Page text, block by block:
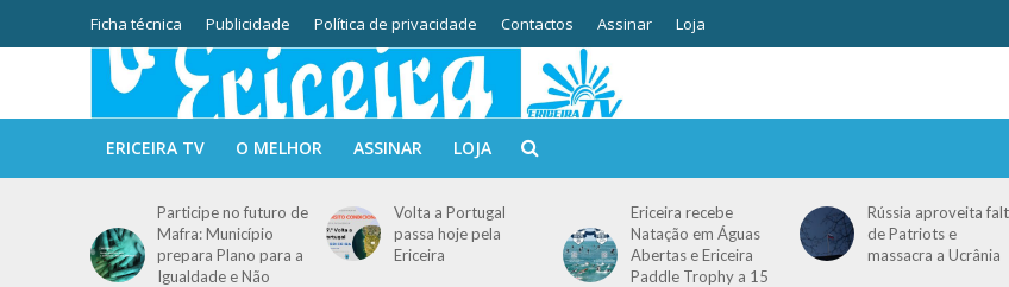
Ficha técnica Publicidade Política de privacidade Contactos Assinar Loja
ERICEIRA TV O MELHOR ASSINAR LOJA
Participe no futuro de
Mafra: Município
prepara Plano para a
Igualdade e Não
Volta a Portugal
passa hoje pela
Ericeira
Ericeira recebe
Natação em Águas
Abertas e Ericeira
Paddle Trophy a 15
Rússia aproveita
de Patriots e
massacra a Ucrânia